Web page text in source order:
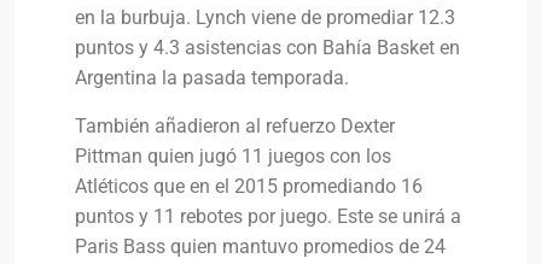
en la burbuja. Lynch viene de promediar 12.3
puntos y 4.3 asistencias con Bahía Basket en
Argentina la pasada temporada.
También añadieron al refuerzo Dexter
Pittman quien jugó 11 juegos con los
Atléticos que en el 2015 promediando 16
puntos y 11 rebotes por juego. Este se unirá a
Paris Bass quien mantuvo promedios de 24